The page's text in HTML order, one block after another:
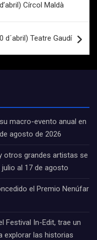
Círcol Maldà
d´abril) Teatre Gaudí
macro-evento anual en
agosto de 2026
otros grandes artistas se
julio al 17 de agosto
el Premio Nenúfar
Festival In-Edit, trae un
explorar las historias